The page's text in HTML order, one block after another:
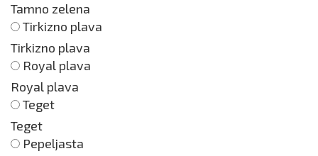
Tamno zelena
Tirkizno plava
Tirkizno plava
Royal plava
Royal plava
Teget
Teget
Pepeljasta